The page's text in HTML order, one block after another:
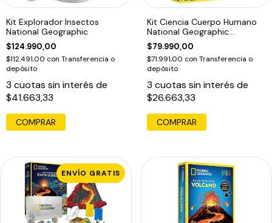
Kit Explorador Insectos
National Geographic
$124.990,00
$112.491,00 con Transferencia o
depósito
3 cuotas sin interés de
$41.663,33
Kit Ciencia Cuerpo Humano
National Geographic
Anatomia
$79.990,00
$71.991,00 con Transferencia o
depósito
3 cuotas sin interés de
$26.663,33
ENVÍO GRATIS